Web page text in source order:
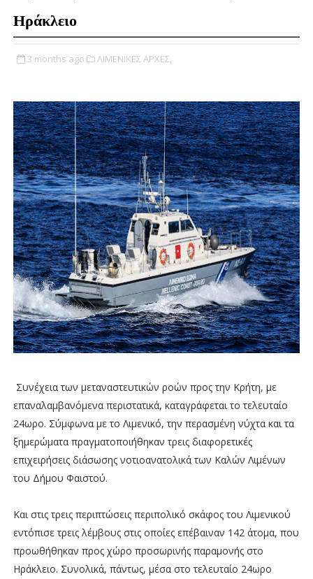
Ηράκλειο
3 months ago ΛΙΜΕΝΙΚΕΣ ΑΡΧΕΣ,
Συνέχεια των μεταναστευτικών ροών προς την Κρήτη, με
επαναλαμβανόμενα περιστατικά, καταγράφεται το τελευταίο
24ωρο. Σύμφωνα με το Λιμενικό, την περασμένη νύχτα και τα
ξημερώματα πραγματοποιήθηκαν τρεις διαφορετικές
επιχειρήσεις διάσωσης νοτιοανατολικά των Καλών Λιμένων
του Δήμου Φαιστού.
Και στις τρεις περιπτώσεις περιπολικό σκάφος του Λιμενικού
εντόπισε τρεις λέμβους στις οποίες επέβαιναν 142 άτομα, που
προωθήθηκαν προς χώρο προσωρινής παραμονής στο
Ηράκλειο. Συνολικά, πάντως, μέσα στο τελευταίο 24ωρο